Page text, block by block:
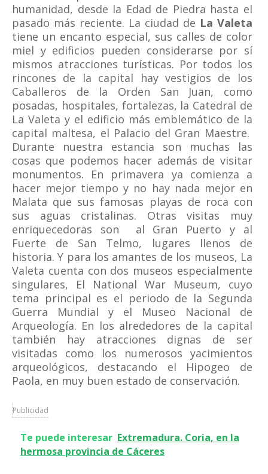
humanidad, desde la Edad de Piedra hasta el
pasado más reciente. La ciudad de La Valeta
tiene un encanto especial, sus calles de color
miel y edificios pueden considerarse por sí
mismos atracciones turísticas. Por todos los
rincones de la capital hay vestigios de los
Caballeros de la Orden San Juan, como
posadas, hospitales, fortalezas, la Catedral de
La Valeta y el edificio más emblemático de la
capital maltesa, el Palacio del Gran Maestre.
Durante nuestra estancia son muchas las
cosas que podemos hacer además de visitar
monumentos. En primavera ya comienza a
hacer mejor tiempo y no hay nada mejor en
Malata que sus famosas playas de roca con
sus aguas cristalinas. Otras visitas muy
enriquecedoras son al Gran Puerto y al
Fuerte de San Telmo, lugares llenos de
historia. Y para los amantes de los museos, La
Valeta cuenta con dos museos especialmente
singulares, El National War Museum, cuyo
tema principal es el periodo de la Segunda
Guerra Mundial y el Museo Nacional de
Arqueología. En los alrededores de la capital
también hay atracciones dignas de ser
visitadas como los numerosos yacimientos
arqueológicos, destacando el Hipogeo de
Paola, en muy buen estado de conservación.
Publicidad
Te puede interesar Extremadura. Coria, en la
hermosa provincia de Cáceres